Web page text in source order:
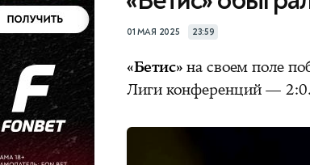
01 МАЯ 2025 23:59
«Бетис»на своем поле
Лиги конференций — 2:0.